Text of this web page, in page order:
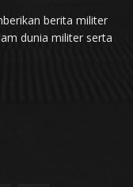
berita militer
dunia militer serta